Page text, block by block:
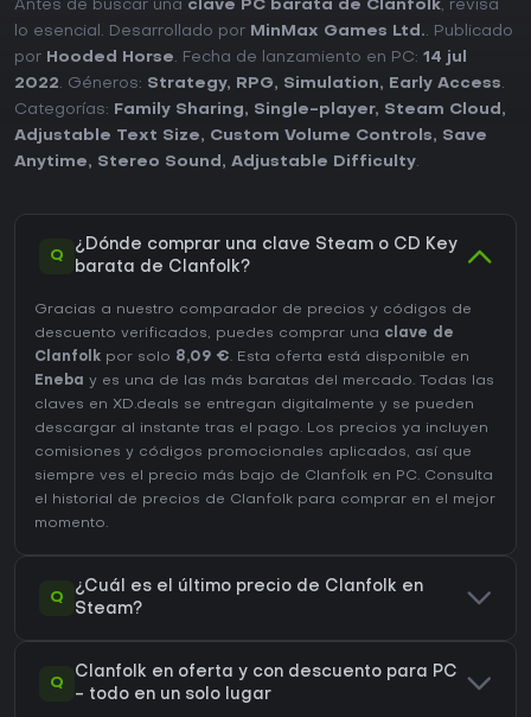
Antes de buscar una clave PC barata de Clanfolk, revisa
lo esencial. Desarrollado por MinMax Games Ltd.. Publicado
por Hooded Horse. Fecha de lanzamiento en PC: 14 jul
2022. Géneros: Strategy, RPG, Simulation, Early Access.
Categorías:
Family Sharing, Single-player, Steam Cloud ,
Adjustable Text Size, Custom Volume Controls, Save
Anytime, Stereo Sound , Adjustable Difficulty.
Q
¿Dónde comprar una clave Steam o CD Key
barata de Clanfolk?
Gracias a nuestro comparador de precios y códigos de
descuento verificados, puedes comprar una clave de
Clanfolk por solo 8,09 €. Esta oferta está disponible en
Eneba y es una de las más baratas del mercado. Todas las
claves en XD.deals se entregan digitalmente y se pueden
descargar al instante tras el pago. Los precios ya incluyen
comisiones y códigos promocionales aplicados, así que
siempre ves el precio más bajo de Clanfolk en PC. Consulta
el
historial de precios de Clanfolk para comprar en el mejor
momento.
Q
¿Cuál es el último precio de Clanfolk en
Steam?
Q
Clanfolk en oferta y con descuento para PC
- todo en un solo lugar